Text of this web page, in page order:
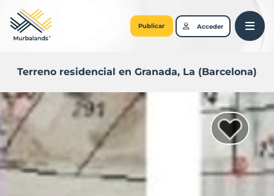
Publicar Acceder
Terreno residencial en Granada, La (Barcelona)